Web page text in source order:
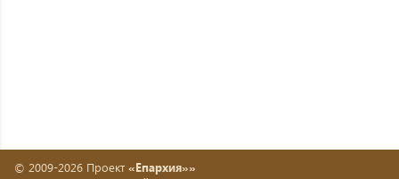
© 2009-2026 Проект «Епархия»»